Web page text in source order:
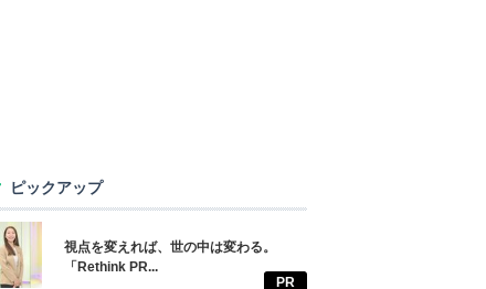
ピックアップ
視点を変えれば、世の中は変わる。
「Rethink PR...
PR